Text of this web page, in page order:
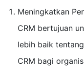
Meningkatkan
CRM bertujuan
lebih baik
CRM bagi